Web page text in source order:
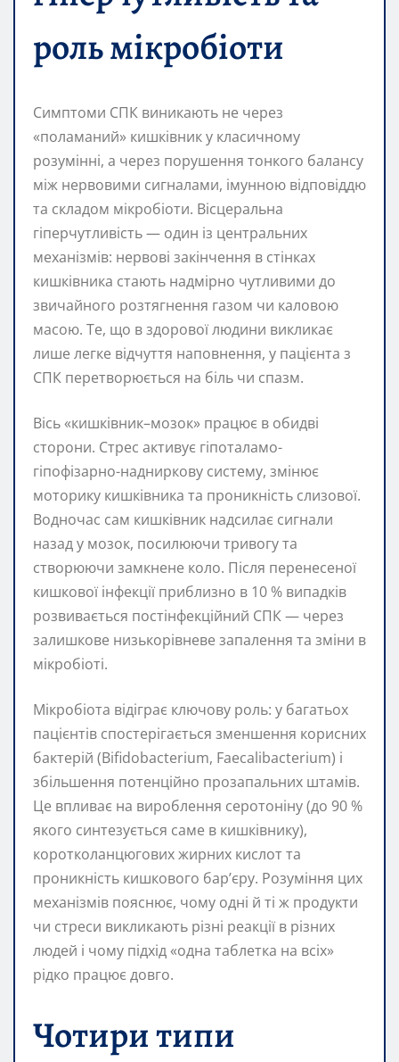
роль мікробіоти
Симптоми СПК виникають не через
«поламаний» кишківник у класичному
розумінні, а через порушення тонкого балансу
між нервовими сигналами, імунною відповіддю
та складом мікробіоти. Вісцеральна
гіперчутливість — один із центральних
механізмів: нервові закінчення в стінках
кишківника стають надмірно чутливими до
звичайного розтягнення газом чи каловою
масою. Те, що в здорової людини викликає
лише легке відчуття наповнення, у пацієнта з
СПК перетворюється на біль чи спазм.
Вісь «кишківник–мозок» працює в обидві
сторони. Стрес активує гіпоталамо-
гіпофізарно-надниркову систему, змінює
моторику кишківника та проникність слизової.
Водночас сам кишківник надсилає сигнали
назад у мозок, посилюючи тривогу та
створюючи замкнене коло. Після перенесеної
кишкової інфекції приблизно в 10 % випадків
розвивається постінфекційний СПК — через
залишкове низькорівневе запалення та зміни в
мікробіоті.
Мікробіота відіграє ключову роль: у багатьох
пацієнтів спостерігається зменшення корисних
бактерій (Bifidobacterium, Faecalibacterium) і
збільшення потенційно прозапальних штамів.
Це впливає на вироблення серотоніну (до 90 %
якого синтезується саме в кишківнику),
коротколанцюгових жирних кислот та
проникність кишкового бар’єру. Розуміння цих
механізмів пояснює, чому одні й ті ж продукти
чи стреси викликають різні реакції в різних
людей і чому підхід «одна таблетка на всіх»
рідко працює довго.
Чотири типи